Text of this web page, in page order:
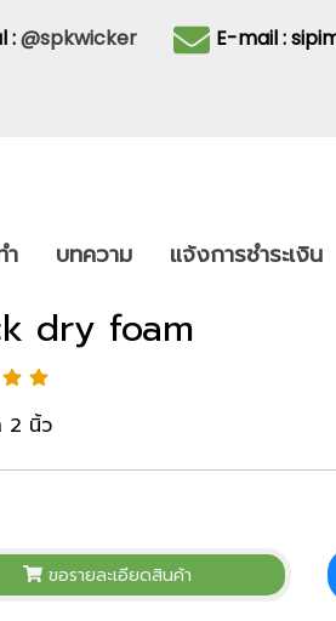
:@spkwicker E-mail :
ำ บทความ แจ้งการชำระเงิน
dry foam
2 นิ้ว
ขอรายละเอียดสินค้า